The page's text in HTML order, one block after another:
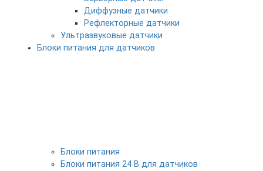
Диффузные датчики
Рефлекторные датчики
Ультразвуковые датчики
Блоки питания для датчиков
Блоки питания
Блоки питания 24 В для датчиков